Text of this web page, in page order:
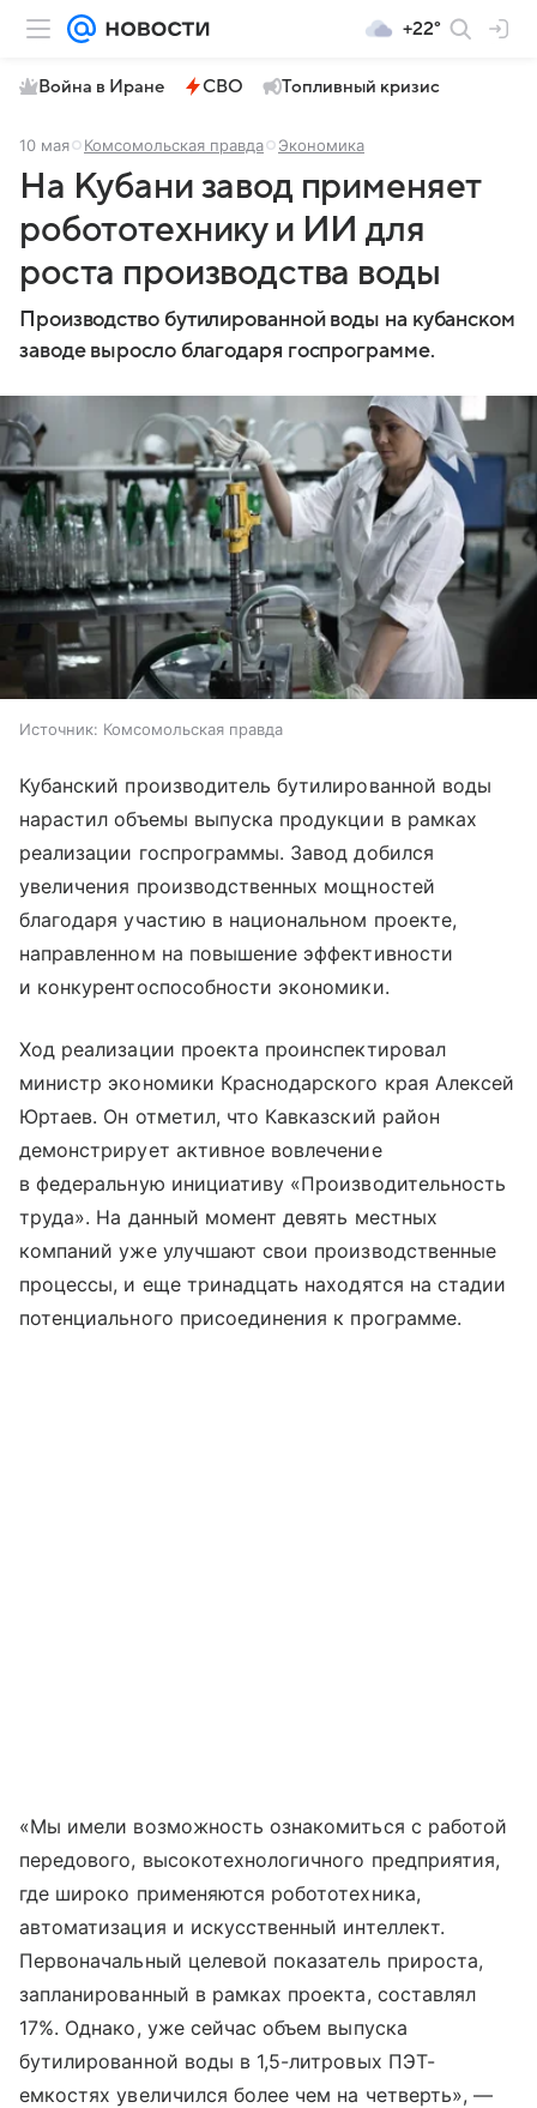
+22°
Война в Иране СВО Топливный кризис
10 мая Комсомольская правда Экономика
На Кубани завод применяет
робототехнику и ИИ для
роста производства воды
Производство бутилированной воды на кубанском
заводе выросло благодаря госпрограмме.
Источник: Комсомольская правда
Кубанский производитель бутилированной воды
нарастил объемы выпуска продукции в рамках
реализации госпрограммы. Завод добился
увеличения производственных мощностей
благодаря участию в национальном проекте,
направленном на повышение эффективности
и конкурентоспособности экономики.
Ход реализации проекта проинспектировал
министр экономики Краснодарского края Алексей
Юртаев. Он отметил, что Кавказский район
демонстрирует активное вовлечение
в федеральную инициативу «Производительность
труда». На данный момент девять местных
компаний уже улучшают свои производственные
процессы, и еще тринадцать находятся на стадии
потенциального присоединения к программе.
«Мы имели возможность ознакомиться с работой
передового, высокотехнологичного предприятия,
где широко применяются робототехника,
автоматизация и искусственный интеллект.
Первоначальный целевой показатель прироста,
запланированный в рамках проекта, составлял
17%. Однако, уже сейчас объем выпуска
бутилированной воды в 1,5-литровых ПЭТ-
емкостях увеличился более чем на четверть», —